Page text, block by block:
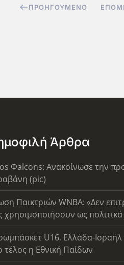
ΠΡΟΗΓΟΎΜΕΝΟ
Άρθρα
Φalcons: Ανακοίνωσε την
(pic)
Παικτριών WNBA: «Δεν
χρησιμοποιήσουν ως πολιτικά
U16, Ελλάδα-Ισραήλ
τέλος η Εθνική Παίδων